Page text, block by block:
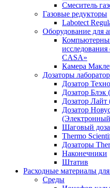
Смеситель
Газовые редукторы
Labotect
Оборудование для
CASA»
Камера
Дозаторы
Дозатор
Дозатор Блэк
Дозатор Лайт
Дозатор
Шаговый
Thermo
Дозаторы
Наконечники
Штатив
Расходные материалы
Среды